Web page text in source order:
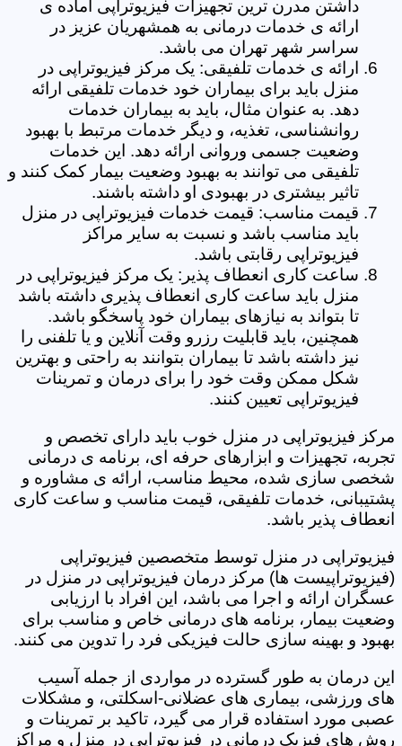
داشتن مدرن ترین تجهیزات فیزیوتراپی آماده ی
ارائه ی خدمات درمانی به همشهریان عزیز در
سراسر شهر تهران می باشد.
ارائه ی خدمات تلفیقی: یک مرکز فیزیوتراپی در
منزل باید برای بیماران خود خدمات تلفیقی ارائه
دهد. به عنوان مثال، باید به بیماران خدمات
روانشناسی، تغذیه، و دیگر خدمات مرتبط با بهبود
وضعیت جسمی وروانی ارائه دهد. این خدمات
تلفیقی می توانند به بهبود وضعیت بیمار کمک کنند و
تاثیر بیشتری در بهبودی او داشته باشند.
قیمت مناسب: قیمت خدمات فیزیوتراپی در منزل
باید مناسب باشد و نسبت به سایر مراکز
فیزیوتراپی رقابتی باشد.
ساعت کاری انعطاف پذیر: یک مرکز فیزیوتراپی در
منزل باید ساعت کاری انعطاف پذیری داشته باشد
تا بتواند به نیازهای بیماران خود پاسخگو باشد.
همچنین، باید قابلیت رزرو وقت آنلاین و یا تلفنی را
نیز داشته باشد تا بیماران بتوانند به راحتی و بهترین
شکل ممکن وقت خود را برای درمان و تمرینات
فیزیوتراپی تعیین کنند.
مرکز فیزیوتراپی در منزل خوب باید دارای تخصص و
تجربه، تجهیزات و ابزارهای حرفه ای، برنامه ی درمانی
شخصی سازی شده، محیط مناسب، ارائه ی مشاوره و
پشتیبانی، خدمات تلفیقی، قیمت مناسب و ساعت کاری
انعطاف پذیر باشد.
فیزیوتراپی در منزل توسط متخصصین فیزیوتراپی
(فیزیوتراپیست ها) مرکز درمان فیزیوتراپی در منزل در
عسگران ارائه و اجرا می باشد، این افراد با ارزیابی
وضعیت بیمار، برنامه های درمانی خاص و مناسب برای
بهبود و بهینه سازی حالت فیزیکی فرد را تدوین می کنند.
این درمان به طور گسترده در مواردی از جمله آسیب
های ورزشی، بیماری های عضلانی-اسکلتی، و مشکلات
عصبی مورد استفاده قرار می گیرد، تاکید بر تمرینات و
روش های فیزیک درمانی در فیزیوتراپی در منزل و مراکز